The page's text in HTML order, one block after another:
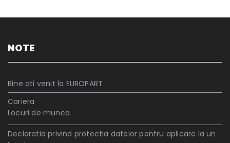
NOTE
Bine ati venit la EUROPART
Cariera
Locuri de munca
Declaratia privind protectia datelor pentru aplicare la un